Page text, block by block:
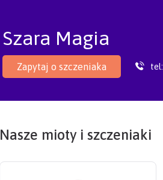
Szara Magia
Zapytaj o szczeniaka tel:
Nasze mioty i szczeniaki